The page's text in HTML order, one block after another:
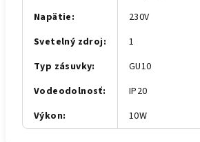
Napätie:
230V
Svetelný zdroj:
1
Typ zásuvky:
GU10
Vodeodolnosť:
IP20
Výkon: 10W